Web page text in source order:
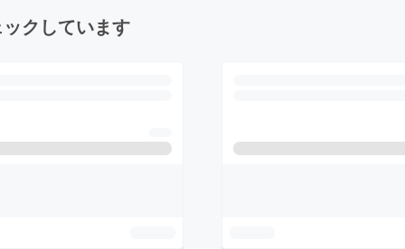
クしています